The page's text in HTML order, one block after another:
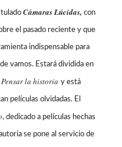
Cámaras Lúcidas, con
el pasado reciente y que
indispensable para
vamos. Estará dividida en
Pensar la historia y está
películas olvidadas. El
, dedicado a películas hechas
se pone al servicio de